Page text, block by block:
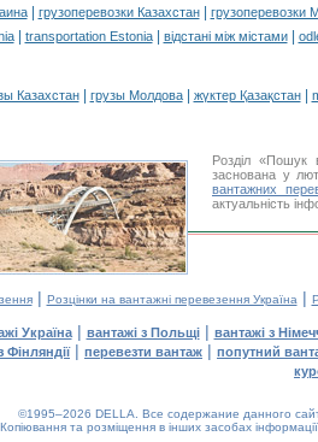
| грузоперевозки Казахстан|
грузоперевозки
| transportation Estonia| відстані між містами|
Казахстан| грузы Молдова| жүктер Қазақстан|
Розділ «Пошук
заснована у
вантажних
актуальність
| Розцінки на вантажні перевезення Україна |
Україна| вантажі з Польщі| вантажі з
Фінляндії| перевезти вантаж | попутний
©1995–2026 DELLA. Все содержание данного
Копіювання та розміщення в інших засобах